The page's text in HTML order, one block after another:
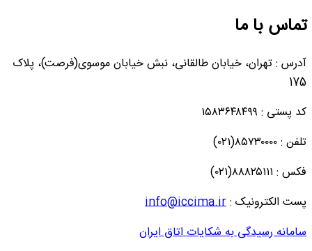
تماس با ما
آدرس : تهران، خیابان طالقانی، نبش خیابان موسوی(فرصت)، پلاک
175
کد پستی : ۱۵۸۳۶۴۸۴۹۹
تلفن : ۸۵۷۳۰۰۰۰(۰۲۱)
فکس : ۸۸۸۲۵۱۱۱(۰۲۱)
پست الکترونیک :info@iccima.ir
سامانه رسیدگی به شکایات اتاق ایران